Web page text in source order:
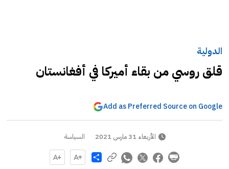
الدولية
قلق روسي من بقاء أميركا في أفغانستان
Add as Preferred Source on Google
الأربعاء 31 مارس 2021 السياسة
Share